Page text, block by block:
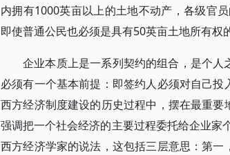
内拥有1000英亩以上的土地不动产，各级官
即使普通公民也必须是具有50英亩土地所有权
企业本质上是一系列契约的组合，是个
必须有一个基本前提：即签约人必须对自己
西方经济制度建设的历史过程中，摆在最重要
强调把一个社会经济的主要过程委托给企业
西方经济学家的说法，这包括三层意思：第一